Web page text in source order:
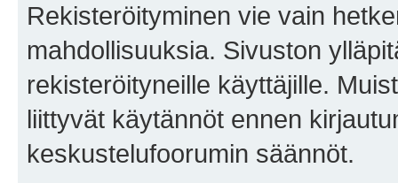
Rekisteröityminen vie vain
mahdollisuuksia. Sivuston
rekisteröityneille käyttäjille.
liittyvät käytännöt ennen
keskustelufoorumin säännöt.